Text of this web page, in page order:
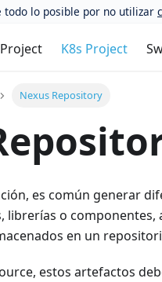
todo lo posible por no utilizar
K8s Project
Nexus Repository
es común generar
librerías o componentes,
en un
estos artefactos